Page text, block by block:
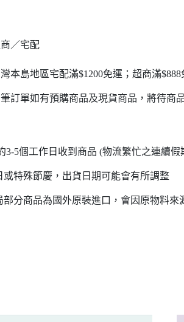
／宅配
本島地區宅配滿$1200免運；超商滿$888
訂單如有預購商品及現貨商品，將待商
3-5個工作日收到商品 (物流繁忙之連續假
特殊節慶，出貨日期可能會有所調整
分商品為國外原裝進口，會因原物料